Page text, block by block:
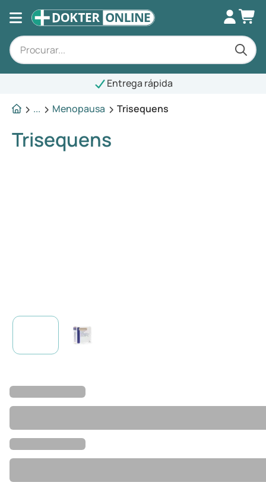
Entrega rápida
...
Menopausa Trisequens
Trisequens